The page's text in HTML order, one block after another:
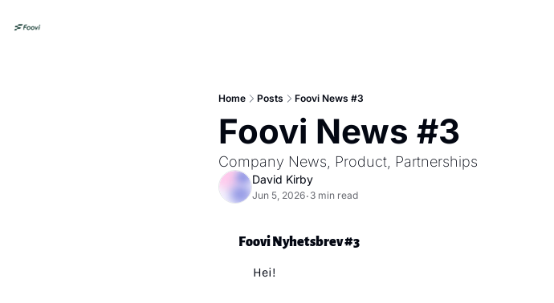
Home Posts Foovi News #3
Foovi News #3
Company News, Product, Partnerships
David Kirby
Jun 5, 2026• 3 min read
Foovi Nyhetsbrev #3
Hei!